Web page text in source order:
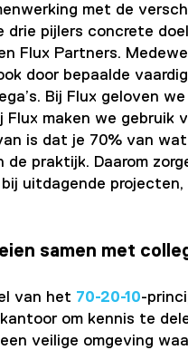
met de
drie pijlers concrete
Flux Partners.
door bepaalde
Bij Flux geloven
maken we gebruik
is dat je 70% van
de praktijk. Daarom
uitdagende projecten,
samen met
van het 70-20-10-
om kennis te
veilige omgeving